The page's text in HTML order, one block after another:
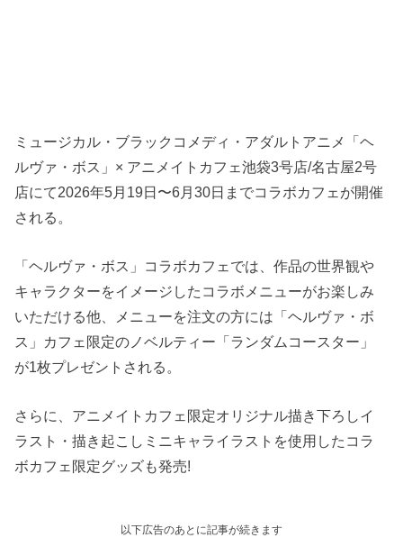
ミュージカル・ブラックコメディ・アダルトアニメ「ヘ
ルヴァ・ボス」× アニメイトカフェ池袋3号店/名古屋2号
店にて2026年5月19日〜6月30日までコラボカフェが開催
される。
「ヘルヴァ・ボス」コラボカフェでは、作品の世界観や
キャラクターをイメージしたコラボメニューがお楽しみ
いただける他、メニューを注文の方には「ヘルヴァ・ボ
ス」カフェ限定のノベルティー「ランダムコースター」
が1枚プレゼントされる。
さらに、アニメイトカフェ限定オリジナル描き下ろしイ
ラスト・描き起こしミニキャライラストを使用したコラ
ボカフェ限定グッズも発売!
以下広告のあとに記事が続きます